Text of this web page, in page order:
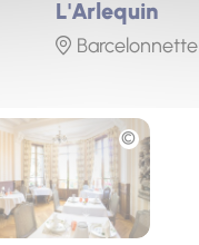
L'Arlequin
Barcelonnette